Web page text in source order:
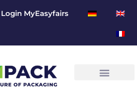
Login MyEasyfairs